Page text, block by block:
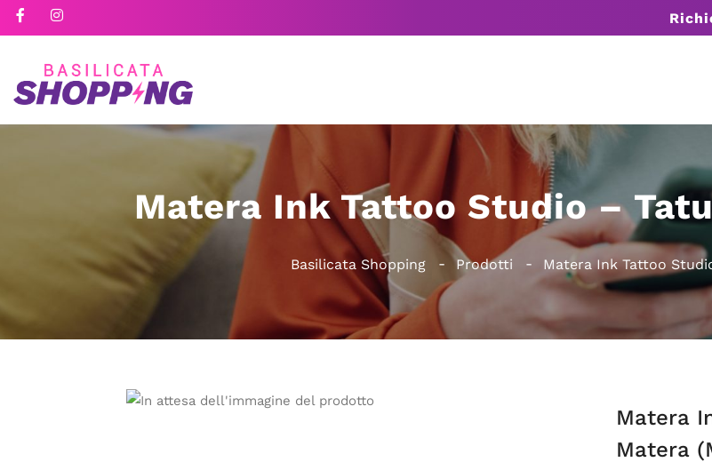
Matera Ink Tattoo Studio –
Basilicata Shopping Prodotti Matera Ink Tattoo
Matera
Matera